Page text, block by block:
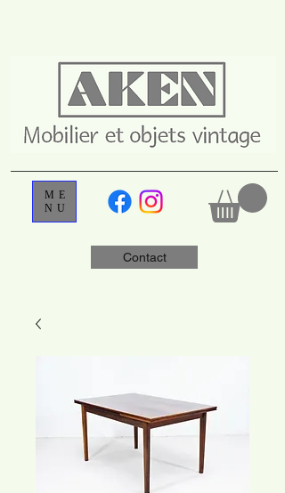
Contact
ME
NU